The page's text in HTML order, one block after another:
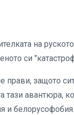
на
си
прави, защото
тази авантюра,
и